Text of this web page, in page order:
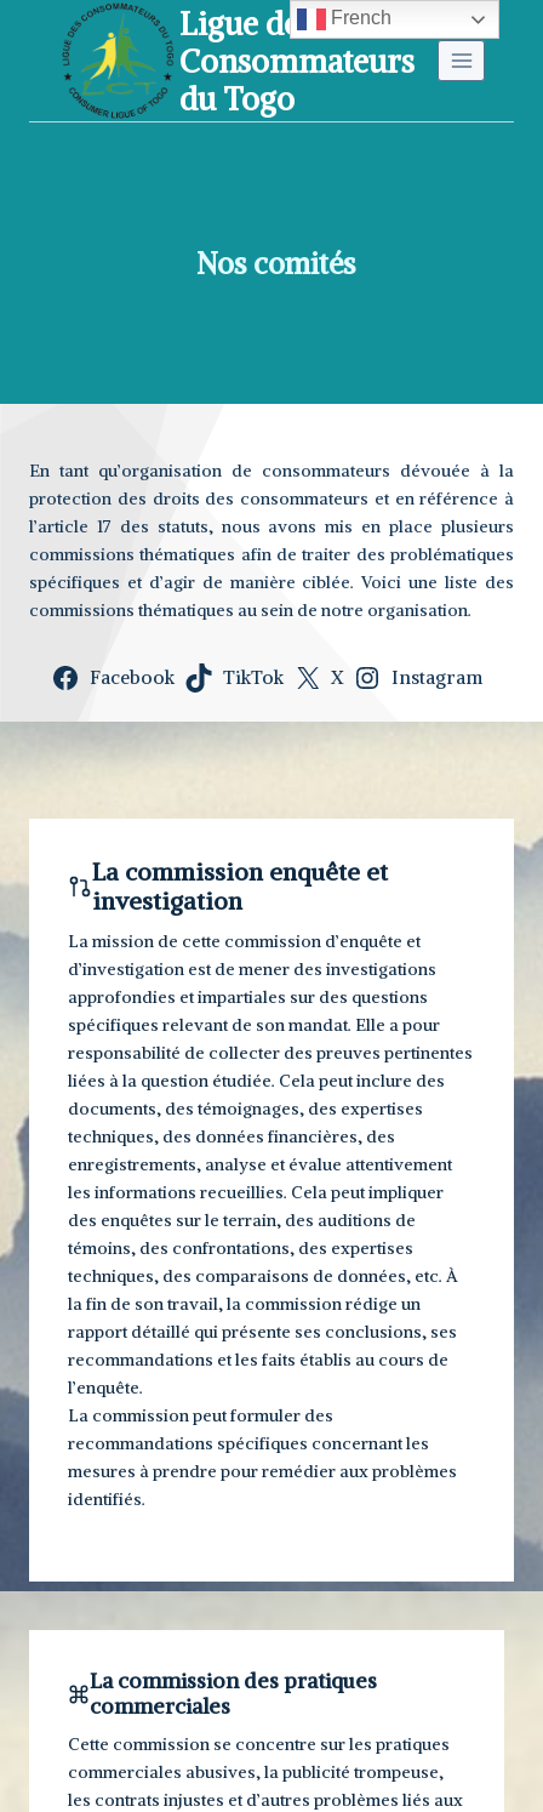
contenu
Ligue des
Consommateurs
du Togo
Nos comités
En tant qu’organisation de consommateurs dévouée à la
protection des droits des consommateurs et en référence à
l’article 17 des statuts, nous avons mis en place plusieurs
commissions thématiques afin de traiter des problématiques
spécifiques et d’agir de manière ciblée. Voici une liste des
commissions thématiques au sein de notre organisation.
Facebook TikTok X Instagram
La commission enquête et
investigation
La mission de cette commission d’enquête et
d’investigation est de mener des investigations
approfondies et impartiales sur des questions
spécifiques relevant de son mandat. Elle a pour
responsabilité de collecter des preuves pertinentes
liées à la question étudiée. Cela peut inclure des
documents, des témoignages, des expertises
techniques, des données financières, des
enregistrements, analyse et évalue attentivement
les informations recueillies. Cela peut impliquer
des enquêtes sur le terrain, des auditions de
témoins, des confrontations, des expertises
techniques, des comparaisons de données, etc. À
la fin de son travail, la commission rédige un
rapport détaillé qui présente ses conclusions, ses
recommandations et les faits établis au cours de
l’enquête.
La commission peut formuler des
recommandations spécifiques concernant les
mesures à prendre pour remédier aux problèmes
identifiés.
La commission des pratiques
commerciales
Cette commission se concentre sur les pratiques
commerciales abusives, la publicité trompeuse,
les contrats injustes et d’autres problèmes liés aux
French